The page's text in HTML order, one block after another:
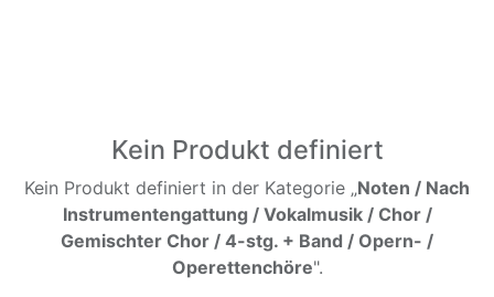
Kein Produkt definiert
Kein Produkt definiert in der Kategorie „Noten / Nach
Instrumentengattung / Vokalmusik / Chor /
Gemischter Chor / 4-stg. + Band / Opern- /
Operettenchöre".